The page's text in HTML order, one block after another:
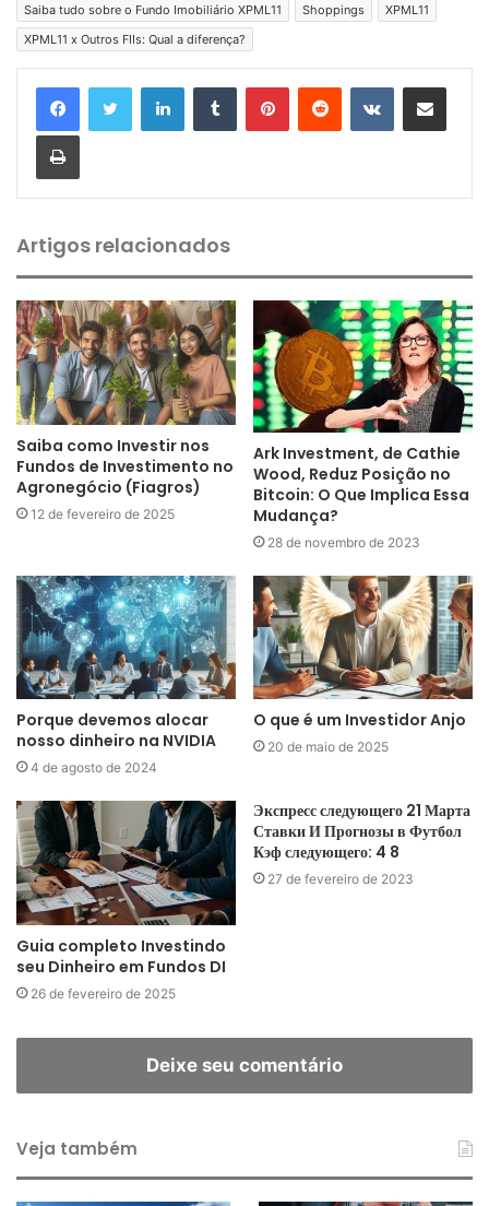
Saiba tudo sobre o Fundo Imobiliário XPML11
Shoppings
XPML11
XPML11 x Outros FIIs: Qual a diferença?
Artigos relacionados
Saiba como Investir nos
Fundos de Investimento no
Agronegócio (Fiagros)
12 de fevereiro de 2025
Ark Investment, de Cathie
Wood, Reduz Posição no
Bitcoin: O Que Implica Essa
Mudança?
28 de novembro de 2023
Porque devemos alocar
nosso dinheiro na NVIDIA
4 de agosto de 2024
O que é um Investidor Anjo
20 de maio de 2025
Guia completo Investindo
seu Dinheiro em Fundos DI
26 de fevereiro de 2025
Экспресс следующего 21 Марта
Ставки И Прогнозы в Футбол
Кэф следующего: 4 8
27 de fevereiro de 2023
Deixe seu comentário
Veja também